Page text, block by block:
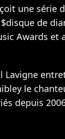
une série
de
Awards et
Lavigne
le
depuis